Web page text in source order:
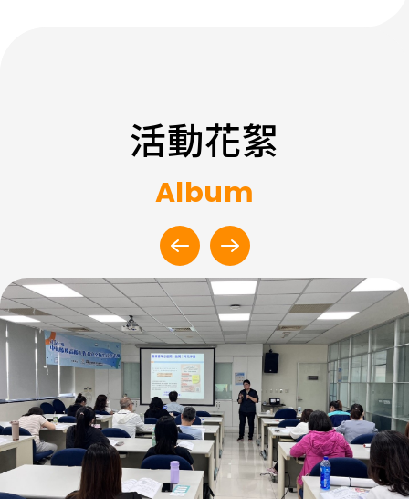
款
規
險
範
圍
活動花絮
Album
上
一
張
輪
播
圖
下
一
張
輪
播
圖
2026
中
區
術
務
｜